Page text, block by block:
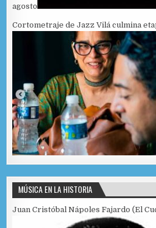
agosto
Cortometraje de Jazz Vilá culmina
MÚSICA EN LA HISTORIA
Juan Cristóbal Nápoles Fajardo (El